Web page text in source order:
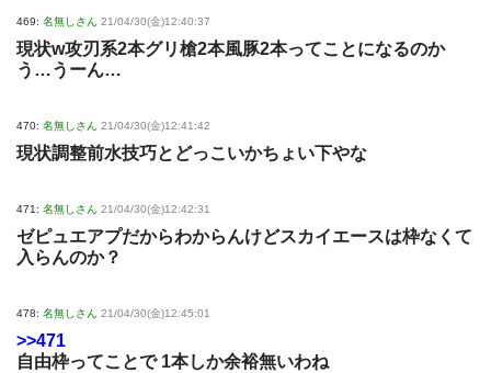
469: 名無しさん 21/04/30(金)12:40:37
現状w攻刃系2本グリ槍2本風豚2本ってことになるのか
う…うーん…
470: 名無しさん 21/04/30(金)12:41:42
現状調整前水技巧とどっこいかちょい下やな
471: 名無しさん 21/04/30(金)12:42:31
ゼピュエアプだからわからんけどスカイエースは枠なくて
入らんのか？
478: 名無しさん 21/04/30(金)12:45:01
>>471
自由枠ってことで 1本しか余裕無いわね